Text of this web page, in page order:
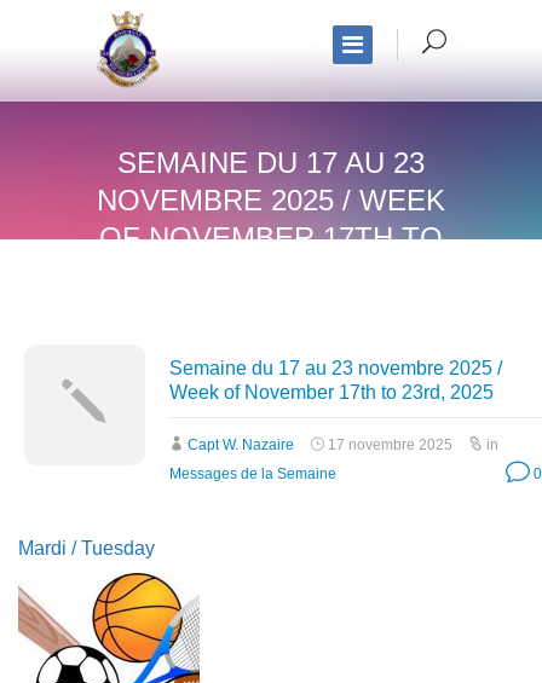
SEMAINE DU 17 AU 23
NOVEMBRE 2025 / WEEK
OF NOVEMBER 17TH TO
Semaine du 17 au 23 novembre 2025 /
Week of November 17th to 23rd, 2025
Capt W. Nazaire 17 novembre 2025
in
Messages de la Semaine
0
Mardi / Tuesday